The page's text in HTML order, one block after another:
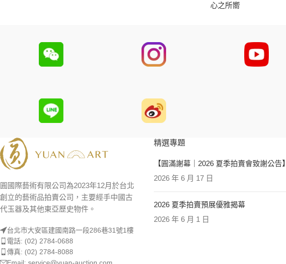
心之所嚮
圓國際藝術有限公司為2023年12月於台北
創立的藝術品拍賣公司，主要經手中國古
代玉器及其他東亞歷史物件。
台北市大安區建國南路一段286巷31號1樓
電話: (02) 2784-0688
傳真: (02) 2784-8088
Email: service@yuan-auction.com
精選專題
【圓滿謝幕｜2026 夏季拍賣會致謝公告】
2026 年 6 月 17 日
2026 夏季拍賣預展優雅揭幕
2026 年 6 月 1 日